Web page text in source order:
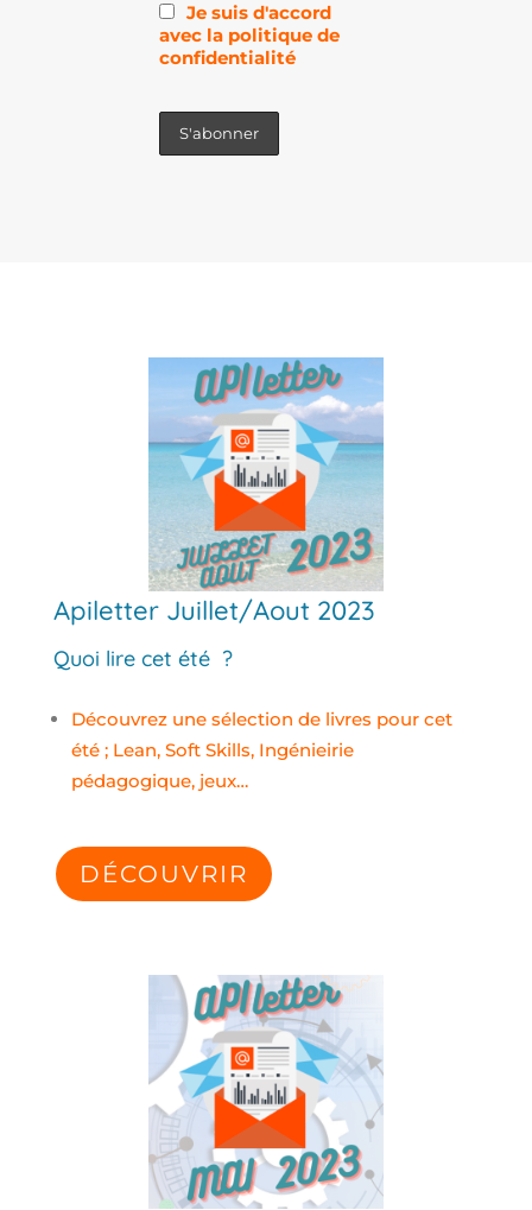
Je suis d'accord
avec la politique de
confidentialité
Apiletter Juillet/Aout 2023
Quoi lire cet été ?
Découvrez une sélection de livres pour cet
été ; Lean, Soft Skills, Ingénieirie
pédagogique, jeux…
DÉCOUVRIR